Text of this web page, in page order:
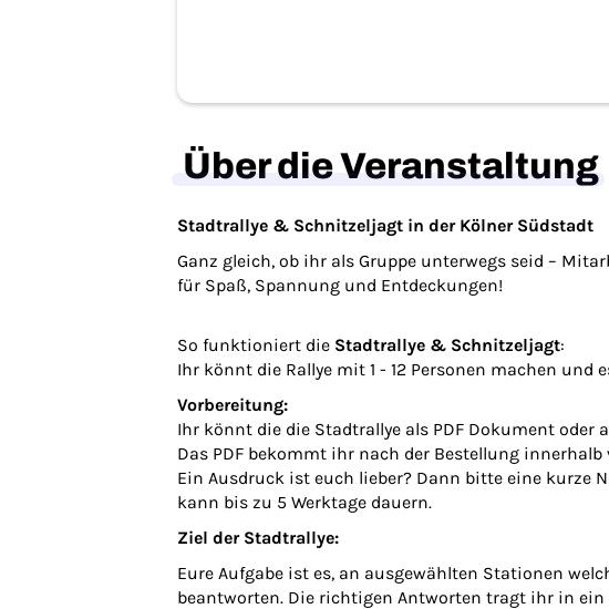
Über die Veranstaltung
Stadtrallye & Schnitzeljagt in der Kölner Südstadt
Ganz gleich, ob ihr als Gruppe unterwegs seid –
für Spaß, Spannung und Entdeckungen!
So funktioniert die Stadtrallye & Schnitzeljagt:
Ihr könnt die Rallye mit 1 - 12 Personen machen und
Vorbereitung:
Ihr könnt die die Stadtrallye als PDF Dokument oder
Das PDF bekommt ihr nach der Bestellung
Ein Ausdruck ist euch lieber? Dann bitte eine kurze
kann bis zu 5 Werktage dauern.
Ziel der Stadtrallye:
Eure Aufgabe ist es, an ausgewählten Stationen
beantworten. Die richtigen Antworten tragt ihr in